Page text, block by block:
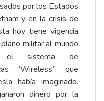
por los Estados
y en la crisis de
hoy tiene vigencia
militar al mundo
el sistema de
“Wireless”, que
había imaginado.
dinero por la